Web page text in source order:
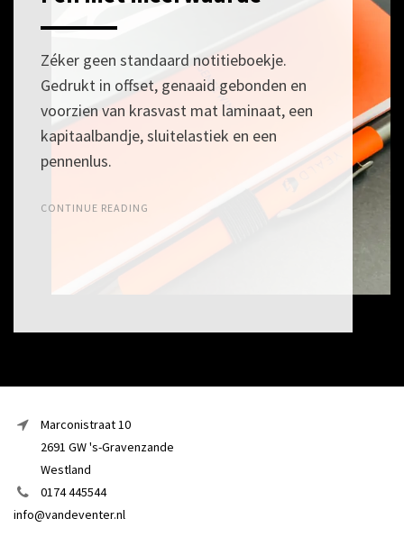
Zéker geen standaard notitieboekje.
Gedrukt in offset, genaaid gebonden en
voorzien van krasvast mat laminaat, een
kapitaalbandje, sluitelastiek en een
pennenlus.
CONTINUE READING
Marconistraat 10
2691 GW 's-Gravenzande
Westland
0174 445544
info@vandeventer.nl